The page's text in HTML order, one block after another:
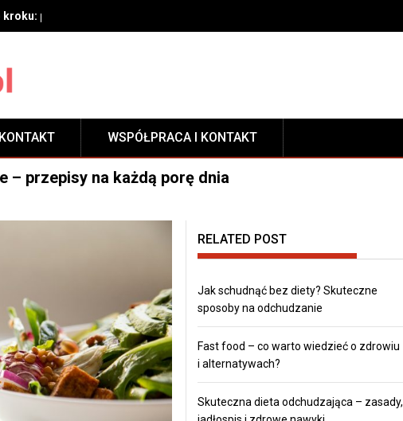
przygotowanie, techniki aplikacji i pielęgnacja zabezpieczenia
KONTAKT WSPÓŁPRACA I KONTAKT
– przepisy na każdą porę dnia
RELATED POST
Jak schudnąć bez diety? Skuteczne
sposoby na odchudzanie
Fast food – co warto wiedzieć o zdrowiu
i alternatywach?
Skuteczna dieta odchudzająca – zasady,